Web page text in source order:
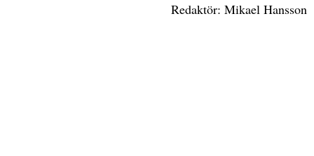
Redaktör: Mikael Hansson